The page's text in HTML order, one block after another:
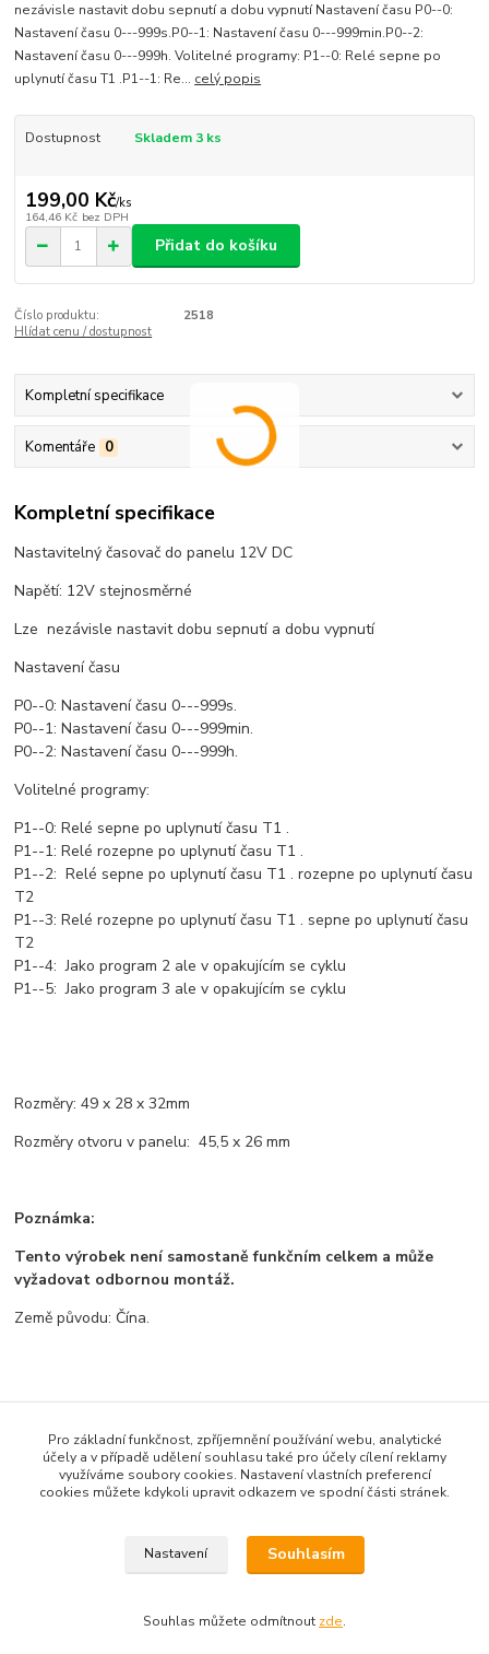
nezávisle nastavit dobu sepnutí a dobu vypnutí Nastavení času P0--0:
Nastavení času 0---999s.P0--1: Nastavení času 0---999min.P0--2:
Nastavení času 0---999h. Volitelné programy: P1--0: Relé sepne po
uplynutí času T1 .P1--1: Re... celý popis
Dostupnost Skladem 3 ks
199,00 Kč/ks
164,46 Kč bez DPH
Přidat do košíku
Číslo produktu:
2518
Hlídat cenu / dostupnost
Kompletní specifikace
Komentáře 0
Kompletní specifikace
Nastavitelný časovač do panelu 12V DC
Napětí: 12V stejnosměrné
Lze nezávisle nastavit dobu sepnutí a dobu vypnutí
Nastavení času
P0--0: Nastavení času 0---999s.
P0--1: Nastavení času 0---999min.
P0--2: Nastavení času 0---999h.
Volitelné programy:
P1--0: Relé sepne po uplynutí času T1 .
P1--1: Relé rozepne po uplynutí času T1 .
P1--2: Relé sepne po uplynutí času T1 . rozepne po uplynutí času
T2
P1--3: Relé rozepne po uplynutí času T1 . sepne po uplynutí času
T2
P1--4: Jako program 2 ale v opakujícím se cyklu
P1--5: Jako program 3 ale v opakujícím se cyklu
Rozměry: 49 x 28 x 32mm
Rozměry otvoru v panelu: 45,5 x 26 mm
Poznámka:
Tento výrobek není samostaně funkčním celkem a může
vyžadovat odbornou montáž.
Země původu: Čína.
Všechno zboží
Moduly
Pro základní funkčnost, zpříjemnění používání webu, analytické
účely a v případě udělení souhlasu také pro účely cílení reklamy
využíváme soubory cookies. Nastavení vlastních preferencí
cookies můžete kdykoli upravit odkazem ve spodní části stránek.
Nastavení Souhlasím
Souhlas můžete odmítnout zde.